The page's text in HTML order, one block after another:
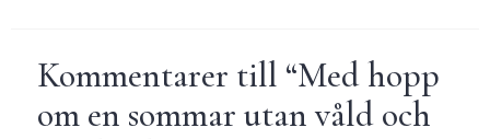
Kommentarer till “Med hopp
om en sommar utan våld och